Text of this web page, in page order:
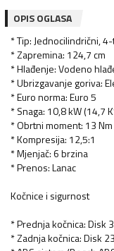
OPIS OGLASA
* Tip: Jednocilindrični,
* Zapremina: 124,7 cm
* Hlađenje: Vodeno
* Ubrizgavanje goriva:
* Euro norma: Euro 5
* Snaga: 10,8 kW (14,7
* Obrtni moment: 13
* Kompresija: 12,5:1
* Mjenjač: 6 brzina
* Prenos: Lanac
Kočnice i sigurnost
* Prednja kočnica: Disk
* Zadnja kočnica: Disk